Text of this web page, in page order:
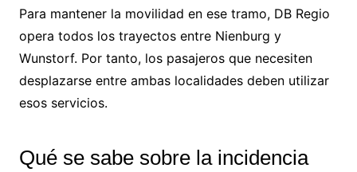
Para mantener la movilidad en ese tramo, DB Regio
opera todos los trayectos entre Nienburg y
Wunstorf. Por tanto, los pasajeros que necesiten
desplazarse entre ambas localidades deben utilizar
esos servicios.
Qué se sabe sobre la incidencia